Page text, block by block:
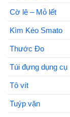
Cờ lê – Mỏ lết
Kìm Kéo Smato
Thước Đo
Túi đựng dụng cụ
Tô vít
Tuýp vặn